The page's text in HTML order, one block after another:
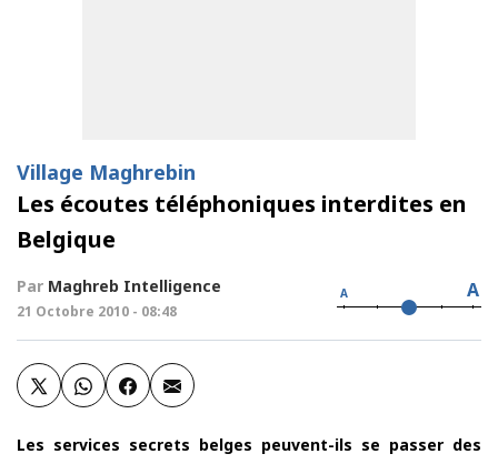
Village Maghrebin
Les écoutes téléphoniques interdites en
Belgique
Par Maghreb Intelligence
21 Octobre 2010 - 08:48
A A
Les services secrets belges peuvent-ils se passer des